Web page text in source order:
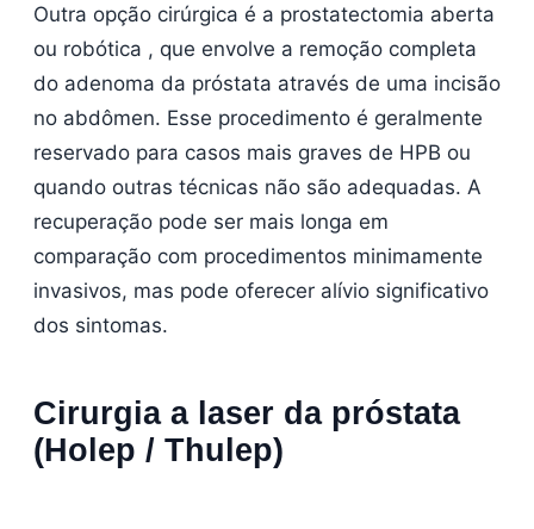
Outra opção cirúrgica é a prostatectomia aberta
ou robótica , que envolve a remoção completa
do adenoma da próstata através de uma incisão
no abdômen. Esse procedimento é geralmente
reservado para casos mais graves de HPB ou
quando outras técnicas não são adequadas. A
recuperação pode ser mais longa em
comparação com procedimentos minimamente
invasivos, mas pode oferecer alívio significativo
dos sintomas.
Cirurgia a laser da próstata
(Holep / Thulep)